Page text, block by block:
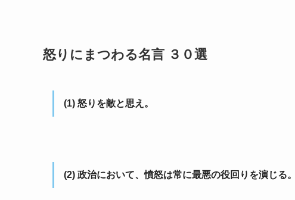
怒りにまつわる名言 ３０選
(1) 怒りを敵と思え。
(2) 政治において、憤怒は常に最悪の役回りを演じる。